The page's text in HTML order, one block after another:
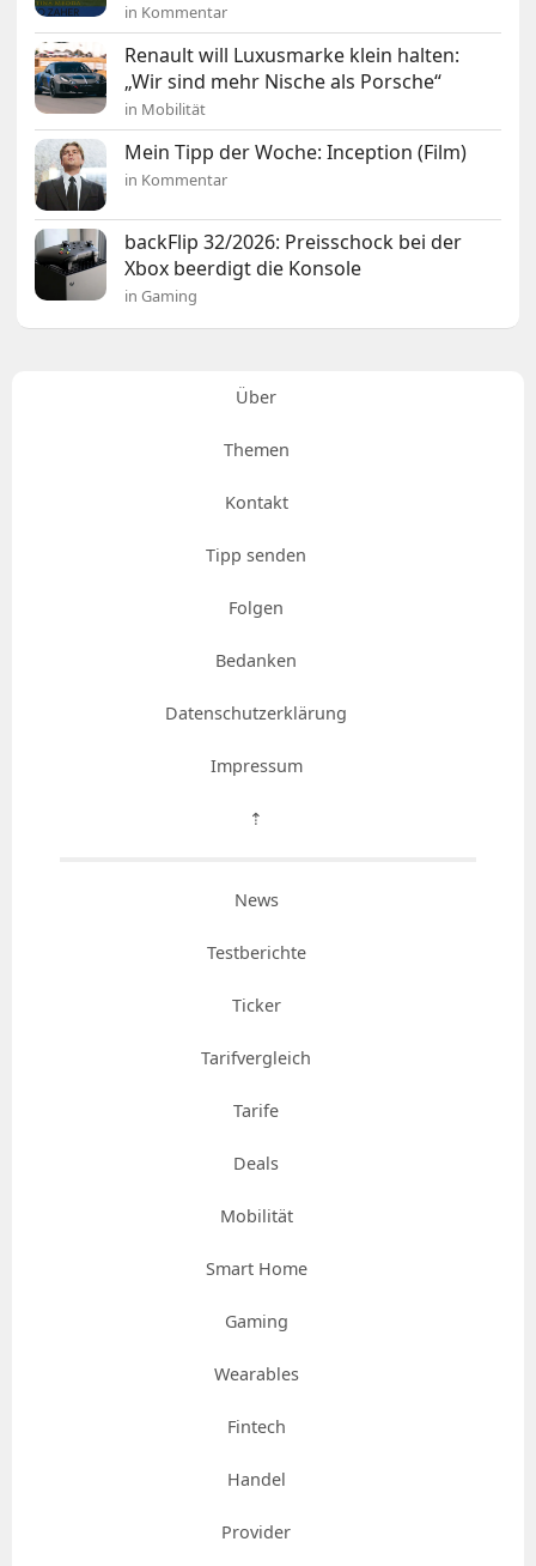
in Kommentar
Renault will Luxusmarke klein halten:
„Wir sind mehr Nische als Porsche“
in Mobilität
Mein Tipp der Woche: Inception (Film)
in Kommentar
backFlip 32/2026: Preisschock bei der
Xbox beerdigt die Konsole
in Gaming
Über
Themen
Kontakt
Tipp senden
Folgen
Bedanken
Datenschutzerklärung
Impressum
⇡
News
Testberichte
Ticker
Tarifvergleich
Tarife
Deals
Mobilität
Smart Home
Gaming
Wearables
Fintech
Handel
Provider